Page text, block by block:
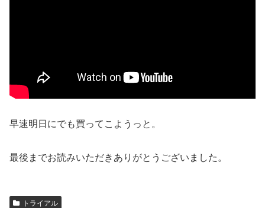
早速明日にでも買ってこようっと。
最後までお読みいただきありがとうございました。
トライアル